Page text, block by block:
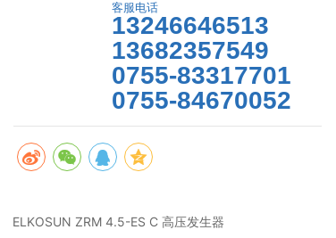
客服电话
13246646513
13682357549
0755-83317701
0755-84670052
ELKOSUN ZRM 4.5-ES C 高压发生器